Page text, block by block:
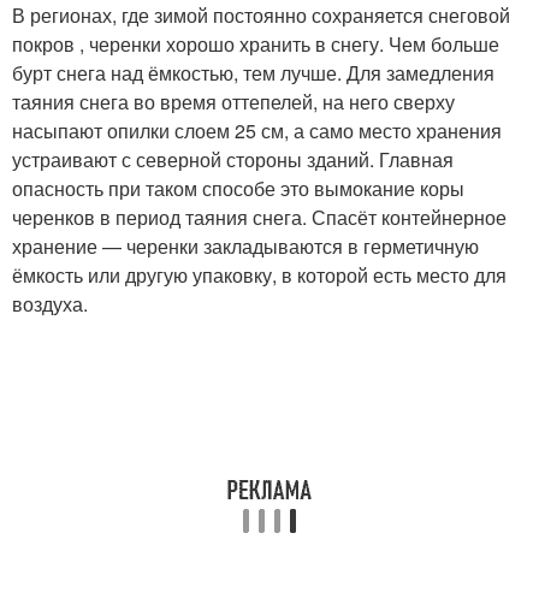
В регионах, где зимой постоянно сохраняется снеговой
покров , черенки хорошо хранить в снегу. Чем больше
бурт снега над ёмкостью, тем лучше. Для замедления
таяния снега во время оттепелей, на него сверху
насыпают опилки слоем 25 см, а само место хранения
устраивают с северной стороны зданий. Главная
опасность при таком способе это вымокание коры
черенков в период таяния снега. Спасёт контейнерное
хранение — черенки закладываются в герметичную
ёмкость или другую упаковку, в которой есть место для
воздуха.